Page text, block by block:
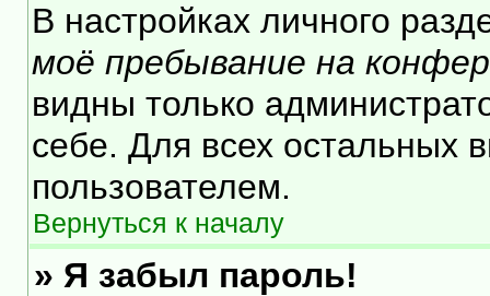
В настройках личного
моё пребывание на
видны только
себе. Для всех остальных
пользователем.
Вернуться к началу
» Я забыл пароль!